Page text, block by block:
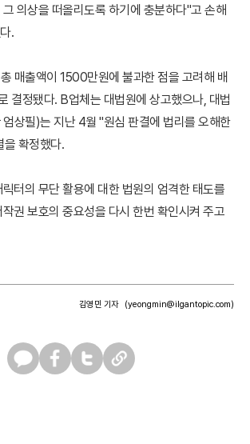
의상을 떠올리도록 하기에 충분하다"고 손해
.
매출액이 1500만원에 불과한 점을 고려해 배
결정됐다. B업체는 대법원에 상고했으나, 대법
상필)는 지난 4월 "원심 판결에 법리를 오해한
을 확정했다.
터의 무단 활용에 대한 법원의 엄격한 태도를
권 보호의 중요성을 다시 한번 확인시켜 주고
김영민 기자 (yeongmin@ilgantopic.com)